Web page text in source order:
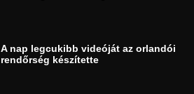
A nap legcukibb videóját az orlandói
rendőrség készítette